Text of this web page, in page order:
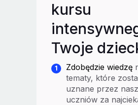
kursu
Twoje
Zdobędzie wiedzę
tematy, które
uznane przez
uczniów za